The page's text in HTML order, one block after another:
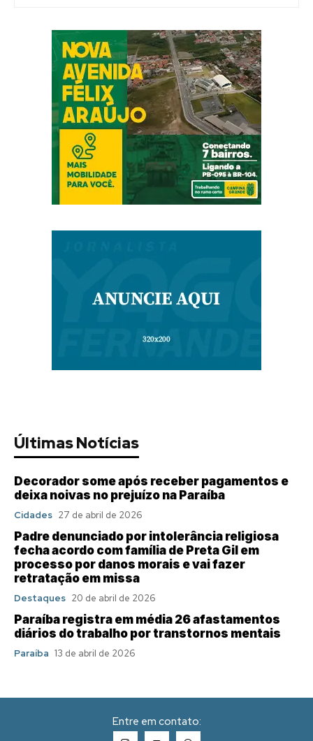
Últimas Notícias
Decorador some após receber pagamentos e
deixa noivas no prejuízo na Paraíba
Cidades 27 de abril de 2026
Padre denunciado por intolerância religiosa
fecha acordo com família de Preta Gil em
processo por danos morais e vai fazer
retratação em missa
Destaques 20 de abril de 2026
Paraíba registra em média 26 afastamentos
diários do trabalho por transtornos mentais
Paraíba 13 de abril de 2026
Entre em contato: